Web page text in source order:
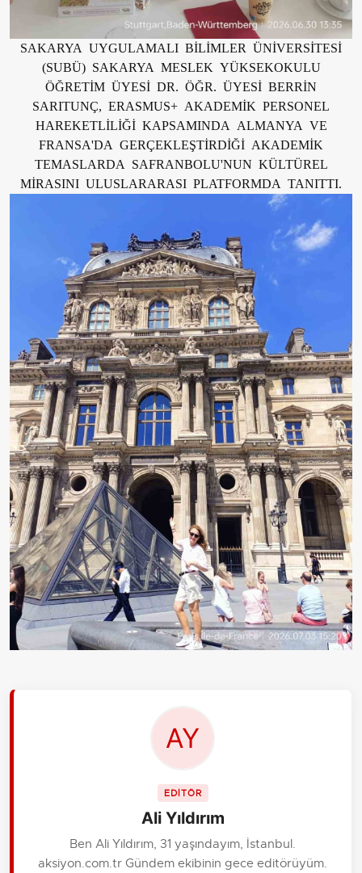
SAKARYA UYGULAMALI BİLİMLER ÜNİVERSİTESİ
(SUBÜ) SAKARYA MESLEK YÜKSEKOKULU
ÖĞRETİM ÜYESİ DR. ÖĞR. ÜYESİ BERRİN
SARITUNÇ, ERASMUS+ AKADEMİK PERSONEL
HAREKETLİLİĞİ KAPSAMINDA ALMANYA VE
FRANSA'DA GERÇEKLEŞTİRDİĞİ AKADEMİK
TEMASLARDA SAFRANBOLU'NUN KÜLTÜREL
MİRASINI ULUSLARARASI PLATFORMDA TANITTI.
EDİTÖR
Ali Yıldırım
Ben Ali Yıldırım, 31 yaşındayım, İstanbul.
aksiyon.com.tr Gündem ekibinin gece editörüyüm.